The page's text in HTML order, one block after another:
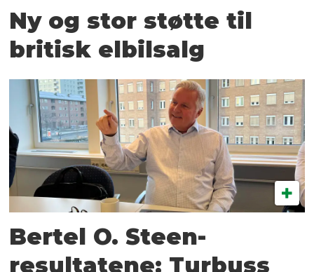
Ny og stor støtte til
britisk elbilsalg
Bertel O. Steen-
resultatene: Turbuss